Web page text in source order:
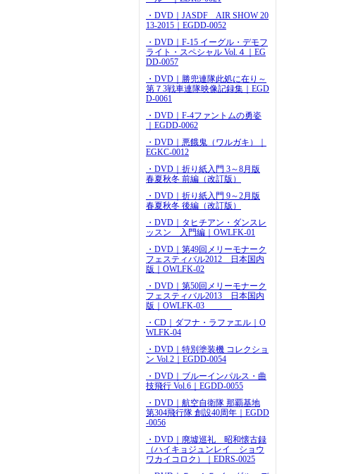
・DVD｜JASDF AIR SHOW 20
13-2015｜EGDD-0052
・DVD｜F-15 イーグル・デモフ
ライト・スペシャル Vol.４｜EG
DD-0057
・DVD｜勝兜連隊此処に在り～
第７3戦車連隊映像記録集｜EGD
D-0061
・DVD｜F-4ファントムの勇姿
｜EGDD-0062
・DVD｜悪餓鬼（ワルガキ）｜
EGKC-0012
・DVD｜折り紙入門 3～8月版
春夏秋冬 前編（改訂版）
・DVD｜折り紙入門 9～2月版
春夏秋冬 後編（改訂版）
・DVD｜タヒチアン・ダンスレ
ッスン 入門編｜OWLFK-01
・DVD｜第49回メリーモナーク
フェスティバル2012 日本国内
版｜OWLFK-02
・DVD｜第50回メリーモナーク
フェスティバル2013 日本国内
版｜OWLFK-03
・CD｜ダフナ・ラファエル｜O
WLFK-04
・DVD｜特別塗装機 コレクショ
ン Vol.2｜EGDD-0054
・DVD｜ブルーインパルス・曲
技飛行 Vol.6｜EGDD-0055
・DVD｜航空自衛隊 那覇基地
第304飛行隊 創設40周年｜EGDD
-0056
・DVD｜廃墟巡礼 昭和懐古録
（ハイキョジュンレイ ショウ
ワカイコロク）｜EDRS-0025